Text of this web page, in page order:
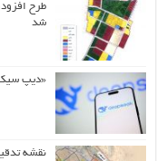
طرح
شد
«دیپ
نقشه